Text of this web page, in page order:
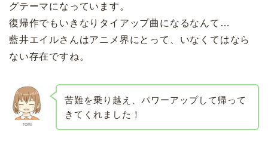
グテーマになっています。
復帰作でもいきなりタイアップ曲になるなんて…
藍井エイルさんはアニメ界にとって、いなくてはなら
ない存在ですね。
roni
苦難を乗り越え、パワーアップして帰って
きてくれました！